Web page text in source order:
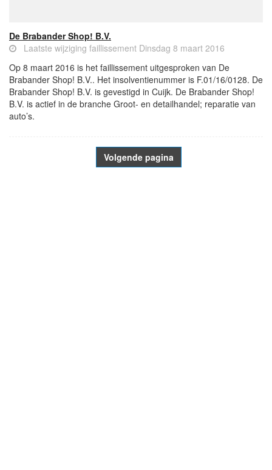
De Brabander Shop! B.V.
Laatste wijziging faillissement Dinsdag 8 maart 2016
Op 8 maart 2016 is het faillissement uitgesproken van De
Brabander Shop! B.V.. Het insolventienummer is F.01/16/0128. De
Brabander Shop! B.V. is gevestigd in Cuijk. De Brabander Shop!
B.V. is actief in de branche Groot- en detailhandel; reparatie van
auto’s.
Volgende pagina